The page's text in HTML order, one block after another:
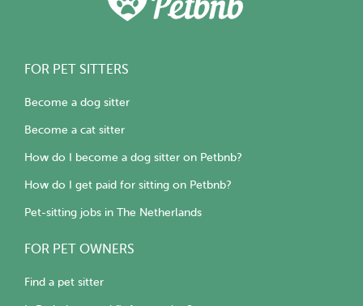
FOR PET SITTERS
Become a dog sitter
Become a cat sitter
How do I become a dog sitter on Petbnb?
How do I get paid for sitting on Petbnb?
Pet-sitting jobs in The Netherlands
FOR PET OWNERS
Find a pet sitter